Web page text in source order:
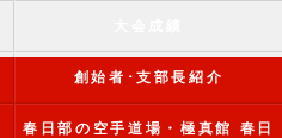
創始者･支部長紹介
春日部の空手道場・極真館 春日